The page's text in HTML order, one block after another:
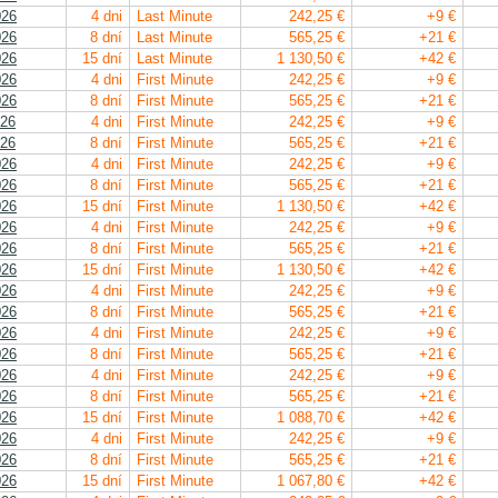
4 dni Last Minute 242,25 €
+9 €
8 dní Last Minute 565,25 €
+21 €
15 dní Last Minute 1 130,50 €
+42 €
4 dni First Minute 242,25 €
+9 €
8 dní First Minute 565,25 €
+21 €
4 dni First Minute 242,25 €
+9 €
8 dní First Minute 565,25 €
+21 €
4 dni First Minute 242,25 €
+9 €
8 dní First Minute 565,25 €
+21 €
15 dní First Minute 1 130,50 €
+42 €
4 dni First Minute 242,25 €
+9 €
8 dní First Minute 565,25 €
+21 €
15 dní First Minute 1 130,50 €
+42 €
4 dni First Minute 242,25 €
+9 €
8 dní First Minute 565,25 €
+21 €
4 dni First Minute 242,25 €
+9 €
8 dní First Minute 565,25 €
+21 €
4 dni First Minute 242,25 €
+9 €
8 dní First Minute 565,25 €
+21 €
15 dní First Minute 1 088,70 €
+42 €
4 dni First Minute 242,25 €
+9 €
8 dní First Minute 565,25 €
+21 €
15 dní First Minute 1 067,80 €
+42 €